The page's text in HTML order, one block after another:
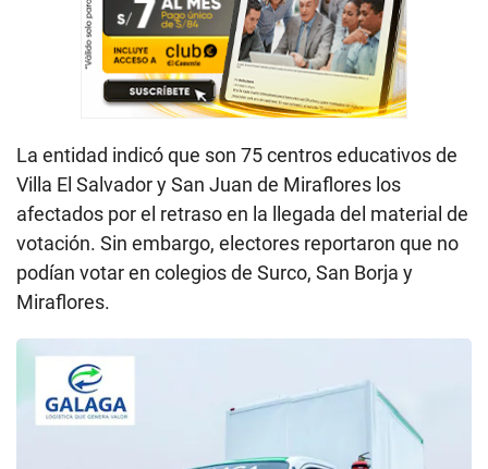
La entidad indicó que son 75 centros educativos de
Villa El Salvador y San Juan de Miraflores los
afectados por el retraso en la llegada del material de
votación. Sin embargo, electores reportaron que no
podían votar en colegios de Surco, San Borja y
Miraflores.